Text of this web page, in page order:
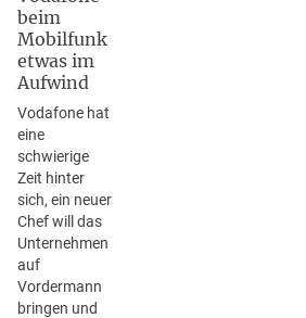
beim
Mobilfunk
etwas im
Aufwind
Vodafone hat
eine
schwierige
Zeit hinter
sich, ein neuer
Chef will das
Unternehmen
auf
Vordermann
bringen und